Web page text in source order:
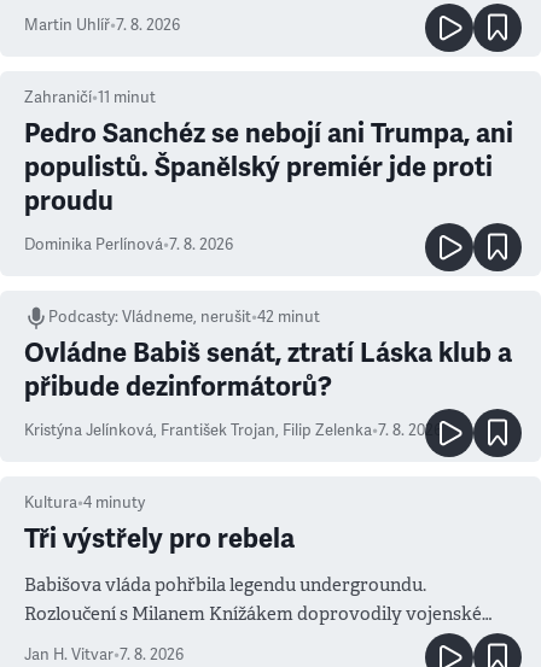
Martin Uhlíř•7. 8. 2026
Zahraničí•11 minut
Pedro Sanchéz se nebojí ani Trumpa, ani
populistů. Španělský premiér jde proti
proudu
Dominika Perlínová•7. 8. 2026
Podcasty:Vládneme, nerušit•42 minut
Ovládne Babiš senát, ztratí Láska klub a
přibude dezinformátorů?
Kristýna Jelínková, František Trojan, Filip Zelenka•7. 8. 2026
Kultura•4 minuty
Tři výstřely pro rebela
Babišova vláda pohřbila legendu undergroundu.
Rozloučení s Milanem Knížákem doprovodily vojenské
salvy i kritika pokrokářů
Jan H. Vitvar•7. 8. 2026